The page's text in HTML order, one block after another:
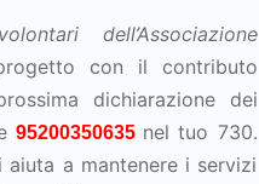
dell’Associazione
con il contributo
dichiarazione dei
95200350635 nel tuo 730.
a mantenere i servizi